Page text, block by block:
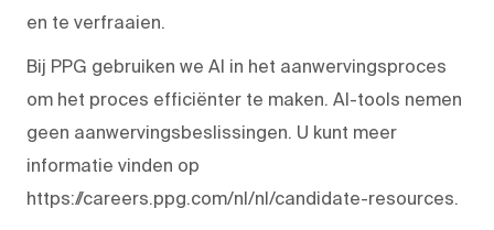
en te verfraaien.
Bij PPG gebruiken we AI in het aanwervingsproces
om het proces efficiënter te maken. AI-tools nemen
geen aanwervingsbeslissingen. U kunt meer
informatie vinden op
https://careers.ppg.com/nl/nl/candidate-resources.